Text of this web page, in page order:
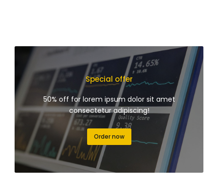
Special offer
50% off for lorem ipsum dolor sit amet
consectetur adipiscing!
Order now